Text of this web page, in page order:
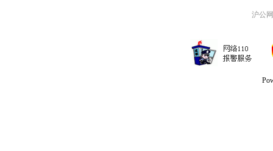
沪公